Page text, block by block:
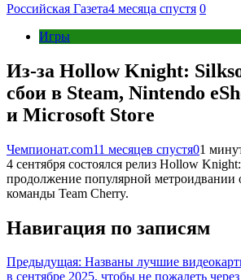
Российская Газета4 месяца спустя 0
Игры
Из-за Hollow Knight:
сбои в Steam, Nintendo
и Microsoft Store
Чемпионат.com11 месяцев спустя01
4 сентября состоялся релиз Hollow
продолжение популярной метроидвании
команды Team Cherry.
Навигация по записям
Предыдущая: Названы лучшие
в сентябре 2025, чтобы не пожалеть